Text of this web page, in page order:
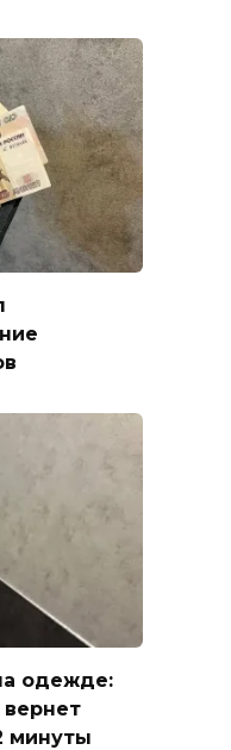
одежде:
минуты